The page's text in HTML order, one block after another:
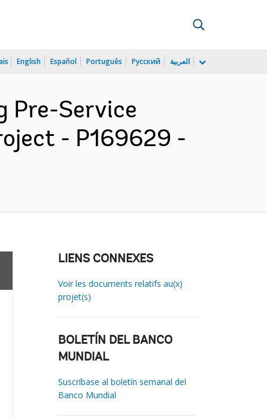
English Español Português Русский العربية
Pre-Service
- P169629 -
LIENS CONNEXES
Voir les documents relatifs au(x)
projet(s)
BOLETÍN DEL BANCO
MUNDIAL
Suscríbase al boletín semanal del
Banco Mundial